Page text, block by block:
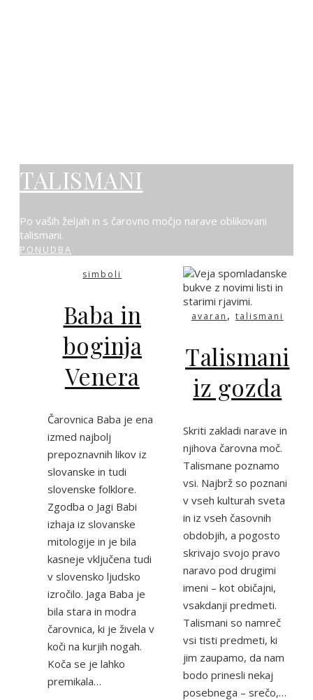
TALISMANI
Po vaših željah in s čarovno močjo narave oblikovani
talismani.
PONUDBA
simboli
Baba in
boginja
Venera
Čarovnica Baba je ena
izmed najbolj
prepoznavnih likov iz
slovanske in tudi
slovenske folklore.
Zgodba o Jagi Babi
izhaja iz slovanske
mitologije in je bila
kasneje vključena tudi
v slovensko ljudsko
izročilo. Jaga Baba je
bila stara in modra
čarovnica, ki je živela v
koči na kurjih nogah.
Koča se je lahko
premikala…
avaran , talismani
Talismani
iz gozda
Skriti zakladi narave in
njihova čarovna moč.
Talismane poznamo
vsi. Najbrž so poznani
v vseh kulturah sveta
in iz vseh časovnih
obdobjih, a pogosto
skrivajo svojo pravo
naravo pod drugimi
imeni – kot običajni,
vsakdanji predmeti.
Talismani so namreč
vsi tisti predmeti, ki
jim zaupamo, da nam
bodo prinesli nekaj
posebnega – srečo,…